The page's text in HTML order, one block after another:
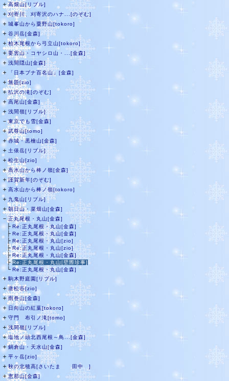
＋高畑山[リブル]
＋刈寄川、刈寄沢のハナ...[のぞむ]
＋ 城峯山から粟野山[tokoro]
＋ 谷川岳[金森]
＋柏木尾根から弓立山[tokoro]
＋要害山・コヤシロ山・...[金森]
＋ 浅間隠山[金森]
＋ 「日本ブナ百名山」[金森]
＋無題[zio]
＋払沢の滝[のぞむ]
＋高尾山[金森]
＋ 浅間嶺[リブル]
－東京でも雪[金森]
＋武尊山[tomo]
＋赤城・黒檜山[金森]
＋ 土俵岳[リブル]
＋松生山[zio]
＋高水山から棒ノ嶺[金森]
＋謹賀新年[のぞむ]
＋ 高水山から棒ノ嶺[tokoro]
＋ 九鬼山[リブル]
＋朝日山・菜畑山[金森]
－正丸尾根・丸山[金森]
├ Re:正丸尾根・丸山[金森]
├ Re:正丸尾根・丸山[金森]
├ Re:正丸尾根・丸山[zio]
├Re:正丸尾根・丸山[zio]
├Re:正丸尾根・丸山[金森]
├Re:正丸尾根・丸山[壁際珍事]
└ Re:正丸尾根・丸山[金森]
＋駒木野庭園[リブル]
＋唐松谷[zio]
＋雨巻山[金森]
＋ 日向山の紅葉[tokoro]
＋ 守門 布引ノ滝[tomo]
＋浅間嶺[リブル]
＋塩地ノ頭北西尾根～鳥...[金森]
＋鍋倉山・天水山[金森]
＋ 平ヶ岳[zio]
＋秋の北穂高[さいたま 田中 ]
＋恵那山[金森]